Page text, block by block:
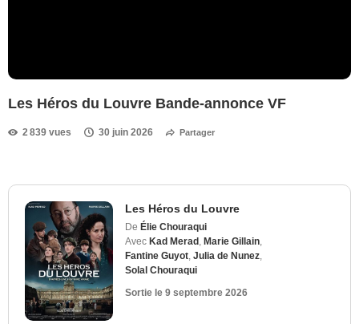
Les Héros du Louvre Bande-annonce VF
2 839 vues 30 juin 2026 Partager
Les Héros du Louvre
De Élie Chouraqui
Avec Kad Merad Marie Gillain
Fantine Guyot Julia de Nunez
Solal Chouraqui
Sortie le 9 septembre 2026